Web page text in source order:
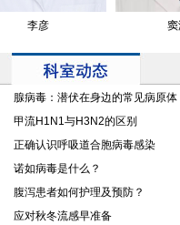
李彦 窦海荣
腺病毒：潜伏在身边的常见病原体
甲流H1N1与H3N2的区别
正确认识呼吸道合胞病毒感染
诺如病毒是什么？
腹泻患者如何护理及预防？
应对秋冬流感早准备